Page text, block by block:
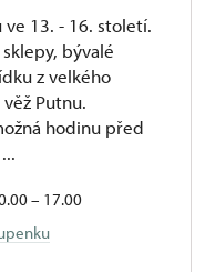
13. - 16. století.
bývalé
z velkého
Putnu.
hodinu před
– 17.00